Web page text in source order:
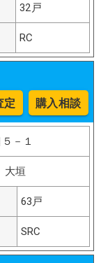
32戸
RC
定 購入相談
－１
大垣
63戸
SRC